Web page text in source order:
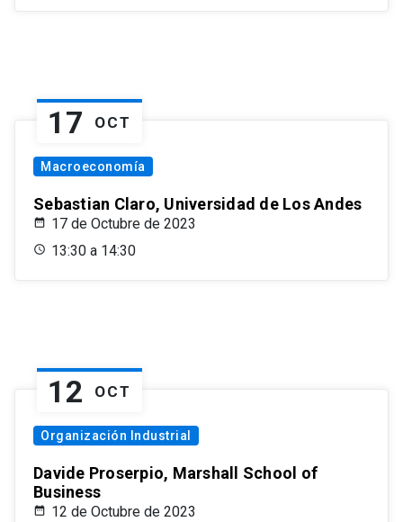
17 OCT
Macroeconomía
Sebastian Claro, Universidad de Los Andes
17 de Octubre de 2023
13:30 a 14:30
12 OCT
Organización Industrial
Davide Proserpio, Marshall School of
Business
12 de Octubre de 2023